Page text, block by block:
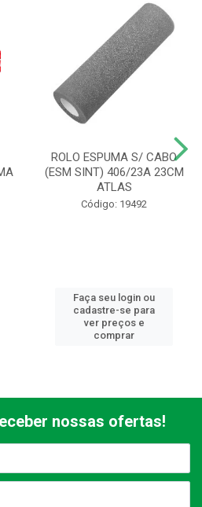
ROLO ESPUMA S/ CABO
(ESM SINT) 406/23A 23CM
ATLAS
Código: 19492
Faça seu login ou
cadastre-se para
ver preços e
comprar
nossas ofertas!